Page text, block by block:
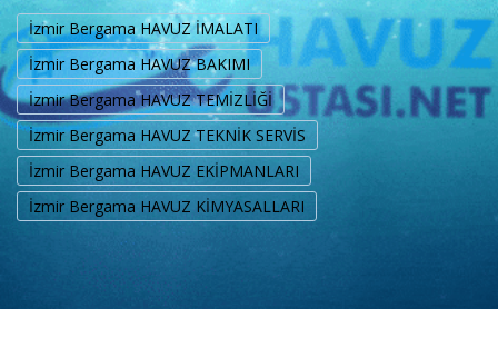
İzmir Bergama HAVUZ İMALATI
İzmir Bergama HAVUZ BAKIMI
İzmir Bergama HAVUZ TEMİZLİĞİ
İzmir Bergama HAVUZ TEKNİK SERVİS
İzmir Bergama HAVUZ EKİPMANLARI
İzmir Bergama HAVUZ KİMYASALLARI